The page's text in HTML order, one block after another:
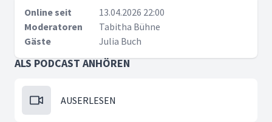
Online seit
13.04.2026 22:00
Moderatoren
Tabitha Bühne
Gäste
Julia Buch
ALS PODCAST ANHÖREN
AUSERLESEN